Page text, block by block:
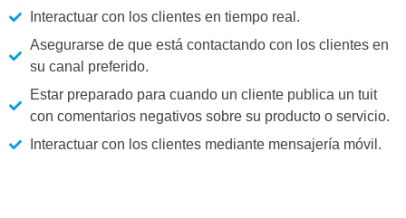
Interactuar con los clientes en tiempo real.
Asegurarse de que está contactando con los clientes en
su canal preferido.
Estar preparado para cuando un cliente publica un tuit
con comentarios negativos sobre su producto o servicio.
Interactuar con los clientes mediante mensajería móvil.